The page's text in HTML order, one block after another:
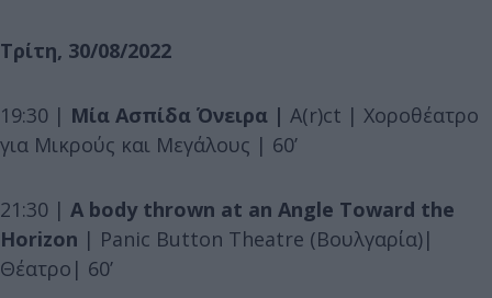
Τρίτη, 30/08/2022
19:30 | Μία Ασπίδα Όνειρα | A(r)ct | Χοροθέατρο
για Μικρούς και Μεγάλους | 60’
21:30 | A body thrown at an Angle Toward the
Horizon | Panic Button Theatre (Βουλγαρία)|
Θέατρο| 60’